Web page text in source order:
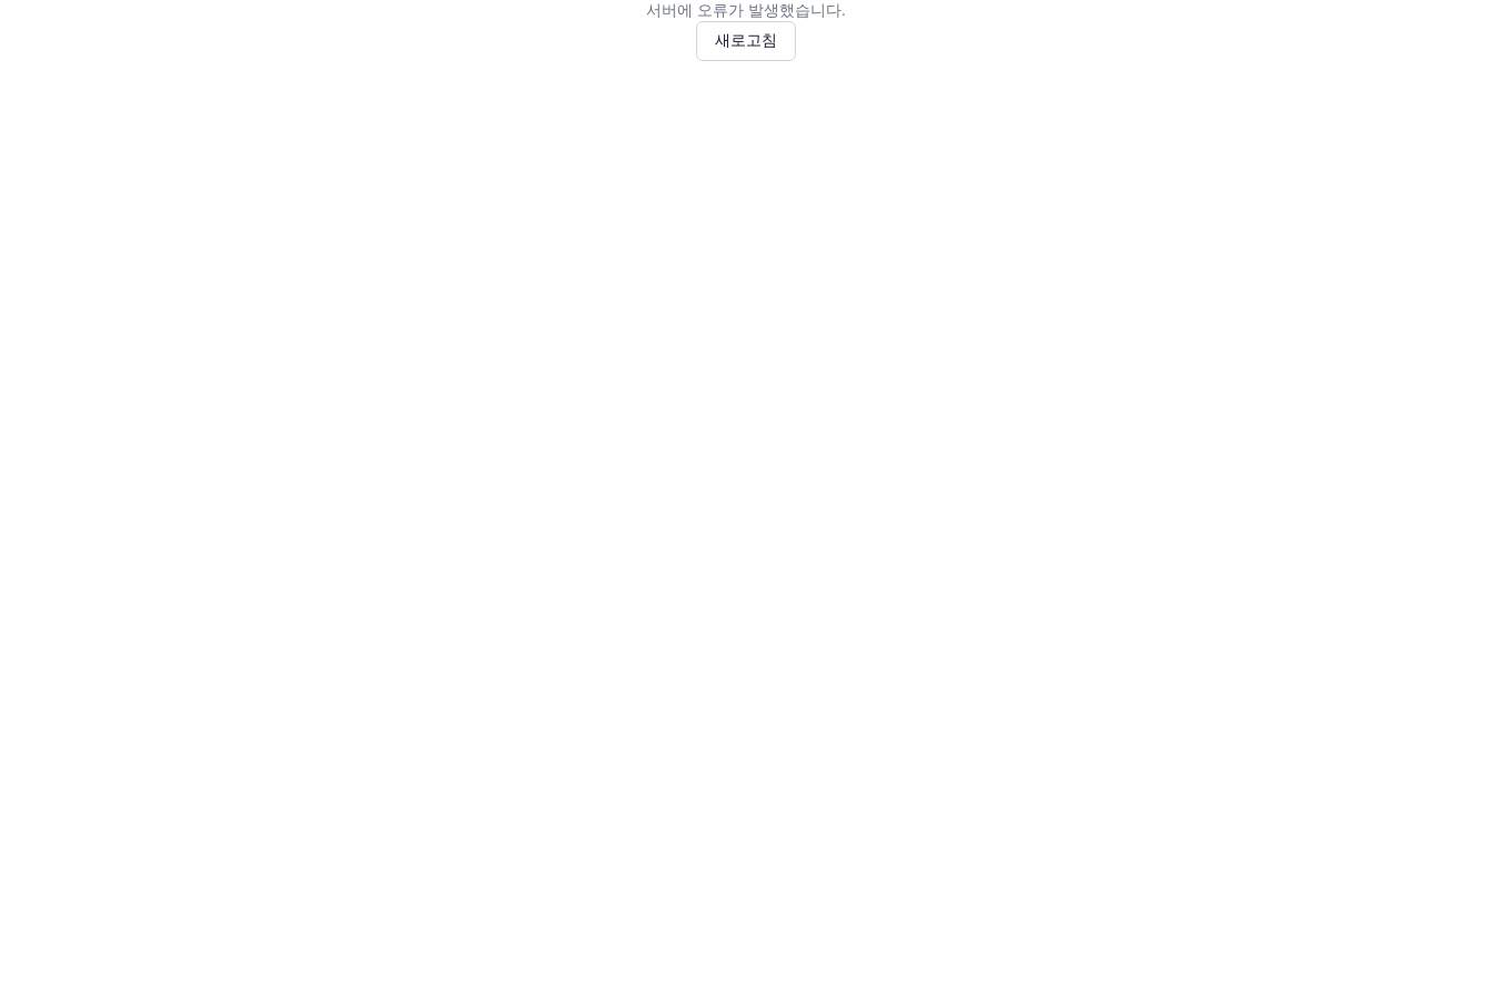
서버에 오류가 발생했습니다.
새로고침